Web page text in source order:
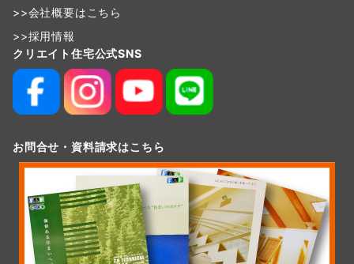
>>会社概要はこちら
>>採用情報
クリエイト住宅公式SNS
お問合せ・資料請求はこちら